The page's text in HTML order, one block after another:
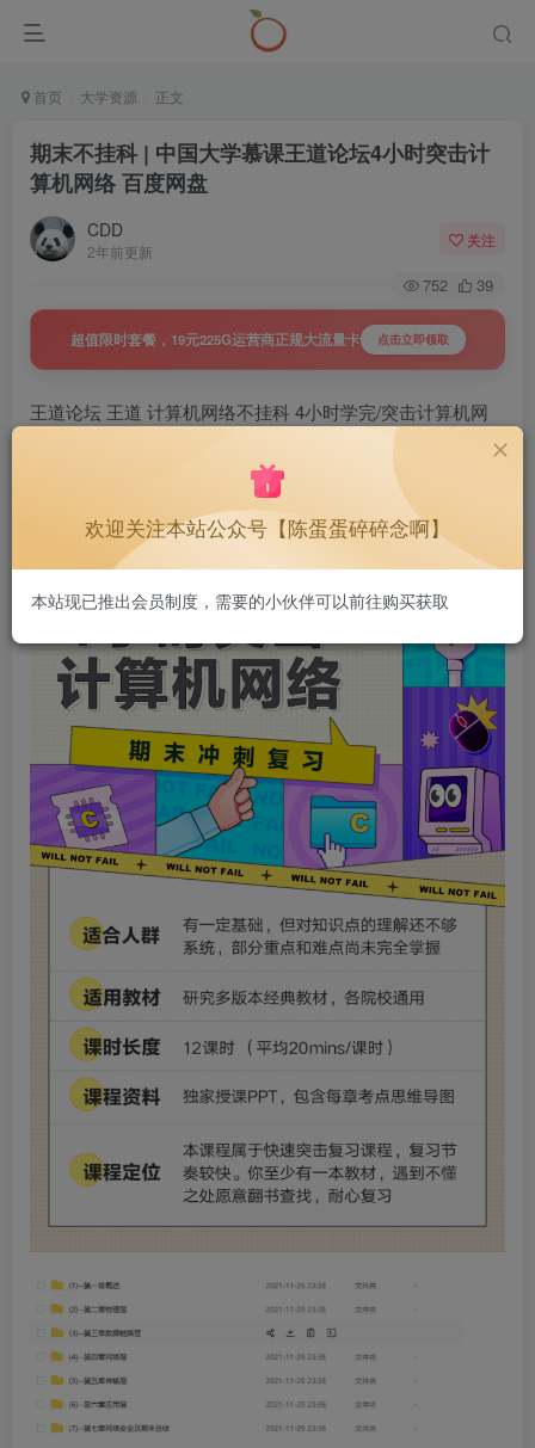
首页 大学资源 正文
期末不挂科 | 中国大学慕课王道论坛4小时突击计
算机网络 百度网盘
CDD
2年前更新
关注
752 39
超值限时套餐，19元225G运营商正规大流量卡 点击立即领取
王道论坛 王道 计算机网络不挂科 4小时学完/突击计算机网
欢迎关注本站公众号【陈蛋蛋碎碎念啊】
本站现已推出会员制度，需要的小伙伴可以前往购买获取